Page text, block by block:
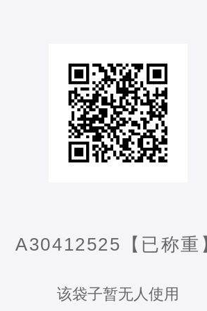
A30412525【已称重
该袋子暂无人使用